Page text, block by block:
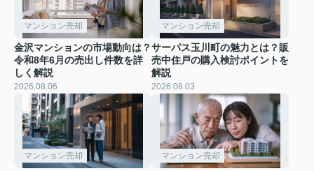
マンション売却
金沢マンションの市場動向は？
令和8年6月の売出し件数を詳
しく解説
2026.08.06
マンション売却
サーパス玉川町の魅力とは？販
売中住戸の購入検討ポイントを
解説
2026.08.03
マンション売却 マンション売却